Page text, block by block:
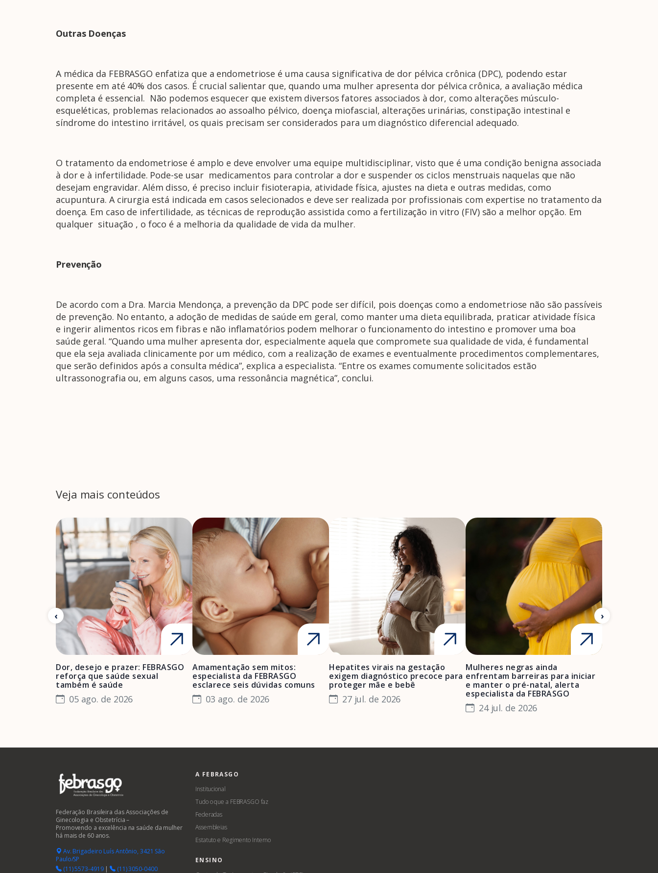
Outras Doenças
A médica da FEBRASGO enfatiza que a endometriose é uma causa significativa de dor pélvica crônica (DPC), podendo estar
presente em até 40% dos casos. É crucial salientar que, quando uma mulher apresenta dor pélvica crônica, a avaliação médica
completa é essencial. Não podemos esquecer que existem diversos fatores associados à dor, como alterações músculo-
esqueléticas, problemas relacionados ao assoalho pélvico, doença miofascial, alterações urinárias, constipação intestinal e
síndrome do intestino irritável, os quais precisam ser considerados para um diagnóstico diferencial adequado.
O tratamento da endometriose é amplo e deve envolver uma equipe multidisciplinar, visto que é uma condição benigna associada
à dor e à infertilidade. Pode-se usar medicamentos para controlar a dor e suspender os ciclos menstruais naquelas que não
desejam engravidar. Além disso, é preciso incluir fisioterapia, atividade física, ajustes na dieta e outras medidas, como
acupuntura. A cirurgia está indicada em casos selecionados e deve ser realizada por profissionais com expertise no tratamento da
doença. Em caso de infertilidade, as técnicas de reprodução assistida como a fertilização in vitro (FIV) são a melhor opção. Em
qualquer situação , o foco é a melhoria da qualidade de vida da mulher.
Prevenção
De acordo com a Dra. Marcia Mendonça, a prevenção da DPC pode ser difícil, pois doenças como a endometriose não são passíveis
de prevenção. No entanto, a adoção de medidas de saúde em geral, como manter uma dieta equilibrada, praticar atividade física
e ingerir alimentos ricos em fibras e não inflamatórios podem melhorar o funcionamento do intestino e promover uma boa
saúde geral. “Quando uma mulher apresenta dor, especialmente aquela que compromete sua qualidade de vida, é fundamental
que ela seja avaliada clinicamente por um médico, com a realização de exames e eventualmente procedimentos complementares,
que serão definidos após a consulta médica”, explica a especialista. “Entre os exames comumente solicitados estão
ultrassonografia ou, em alguns casos, uma ressonância magnética”, conclui.
Veja mais conteúdos
Dor, desejo e prazer: FEBRASGO
reforça que saúde sexual
também é saúde
05 ago. de 2026
Amamentação sem mitos:
especialista da FEBRASGO
esclarece seis dúvidas comuns
03 ago. de 2026
Hepatites virais na gestação
exigem diagnóstico precoce para
proteger mãe e bebê
27 jul. de 2026
Mulheres negras ainda
enfrentam barreiras para iniciar
e manter o pré-natal, alerta
especialista da FEBRASGO
24 jul. de 2026
Federação Brasileira das Associações de
Ginecologia e Obstetrícia –
Promovendo a excelência na saúde da mulher
há mais de 60 anos.
Av. Brigadeiro Luís Antônio, 3421 São
Paulo/SP
(11) 5573-4919| (11) 3050-0400
A FEBRASGO
Institucional
Tudo o que a FEBRASGO faz
Federadas
Assembleias
Estatuto e Regimento Interno
ENSINO